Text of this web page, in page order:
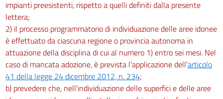
impianti preesistenti, rispetto a quelli definiti dalla presente
lettera;
2) il processo programmatorio di individuazione delle aree idonee
è effettuato da ciascuna regione o provincia autonoma in
attuazione della disciplina di cui al numero 1) entro sei mesi. Nel
caso di mancata adozione, è prevista l'applicazione dell'articolo
41 della legge 24 dicembre 2012, n. 234;
b) prevedere che, nell'individuazione delle superfici e delle aree